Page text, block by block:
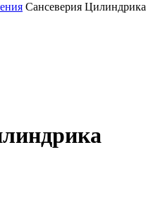
Сансеверия Цилиндрика